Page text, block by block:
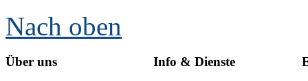
Nach oben
Über uns Info & Dienste